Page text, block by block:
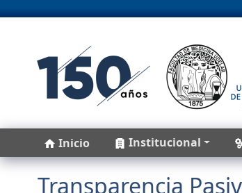
Main navigation
Inicio Institucional
Transparencia